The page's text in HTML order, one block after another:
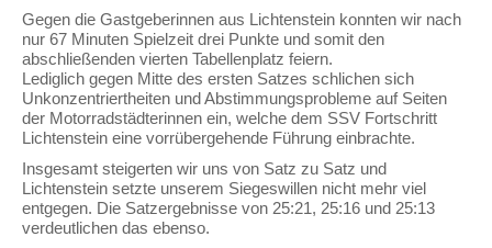
Gegen die Gastgeberinnen aus Lichtenstein konnten wir nach
nur 67 Minuten Spielzeit drei Punkte und somit den
abschließenden vierten Tabellenplatz feiern.
Lediglich gegen Mitte des ersten Satzes schlichen sich
Unkonzentriertheiten und Abstimmungsprobleme auf Seiten
der Motorradstädterinnen ein, welche dem SSV Fortschritt
Lichtenstein eine vorrübergehende Führung einbrachte.
Insgesamt steigerten wir uns von Satz zu Satz und
Lichtenstein setzte unserem Siegeswillen nicht mehr viel
entgegen. Die Satzergebnisse von 25:21, 25:16 und 25:13
verdeutlichen das ebenso.